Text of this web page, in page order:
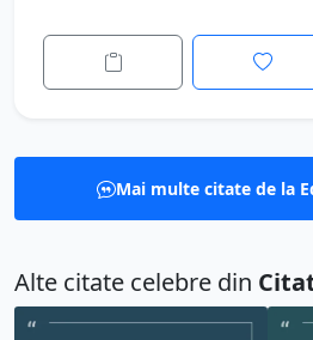
Mai multe citate de la
Alte citate celebre din